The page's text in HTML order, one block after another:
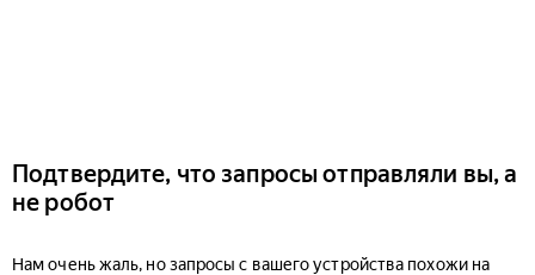
Подтвердите, что запросы отправляли вы, а
не робот
Нам очень жаль, но запросы с вашего устройства похожи на